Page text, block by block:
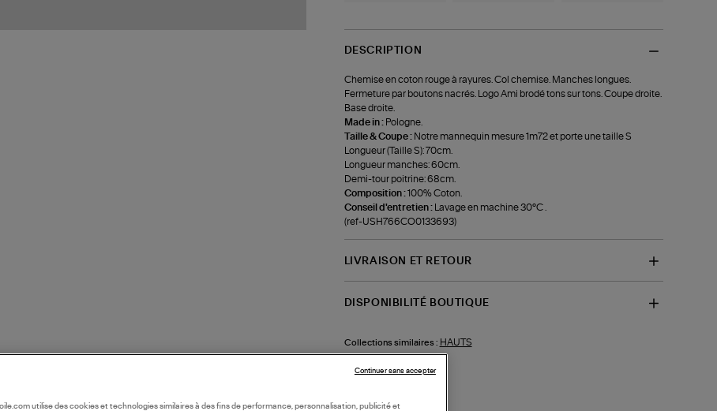
DESCRIPTION
Chemise en coton rouge à rayures. Col chemise. Manches longues.
Fermeture par boutons nacrés. Logo Ami brodé tons sur tons. Coupe droite.
Base droite.
Made in : Pologne.
Taille & Coupe : Notre mannequin mesure 1m72 et porte une taille S
Longueur (Taille S): 70cm.
Longueur manches: 60cm.
Demi-tour poitrine: 68cm.
Composition :100% Coton.
Conseil d'entretien :
Lavage en machine 30°C .
(ref-USH766CO0133693)
LIVRAISON ET RETOUR
DISPONIBILITÉ BOUTIQUE
Collections similaires : HAUTS
utilise des cookies et technologies similaires à des fins de performance, personnalisation, publicité et
Continuer sans accepter